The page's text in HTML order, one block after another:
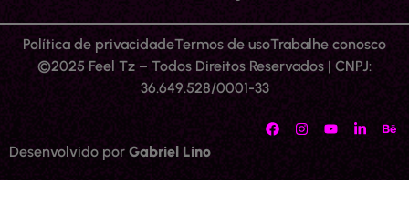
Política de privacidadeTermos de usoTrabalhe conosco
©2025 Feel Tz – Todos Direitos Reservados | CNPJ:
36.649.528/0001-33
Desenvolvido por Gabriel Lino